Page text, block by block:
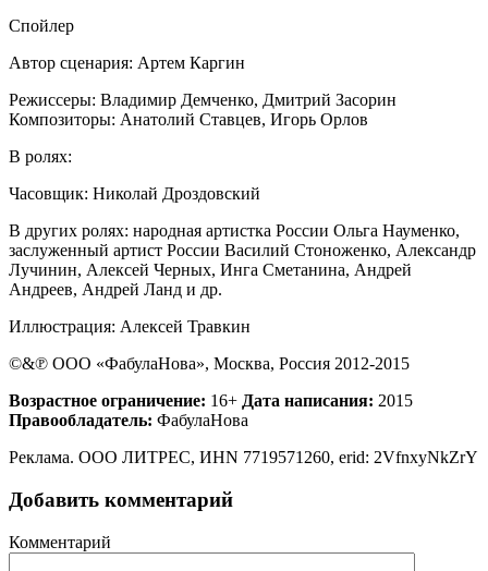
Спойлер
Автор сценария: Артем Каргин
Режиссеры: Владимир Демченко, Дмитрий Засорин
Композиторы: Анатолий Ставцев, Игорь Орлов
В ролях:
Часовщик: Николай Дроздовский
В других ролях: народная артистка России Ольга Науменко,
заслуженный артист России Василий Стоноженко, Александр
Лучинин, Алексей Черных, Инга Сметанина, Андрей
Андреев, Андрей Ланд и др.
Иллюстрация: Алексей Травкин
©&℗ ООО «ФабулаНова», Москва, Россия 2012-2015
Возрастное ограничение: 16+ Дата написания: 2015
Правообладатель: ФабулаНова
Реклама. ООО ЛИТРЕС, ИНN 7719571260, erid: 2VfnxyNkZrY
Добавить комментарий
Комментарий